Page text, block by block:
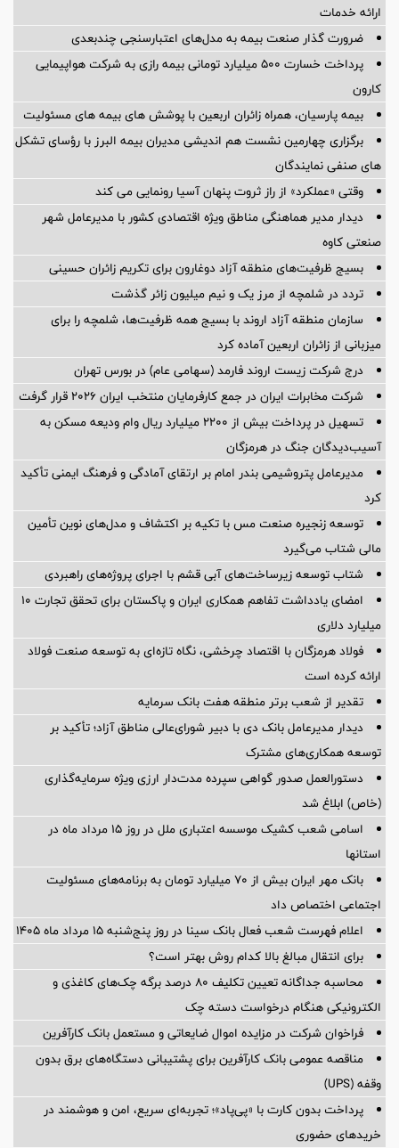
ارائه خدمات
ضرورت گذار صنعت بیمه به مدل‌های اعتبارسنجی چندبعدی
پرداخت خسارت ۵۰۰ میلیارد تومانی بیمه رازی به شرکت هواپیمایی
کارون
بیمه پارسیان، همراه زائران اربعین با پوشش های بیمه های مسئولیت
برگزاری چهارمین نشست هم اندیشی مدیران بیمه البرز با رؤسای تشکل
های صنفی نمایندگان
وقتی «عملکرد» از راز ثروت پنهان آسیا رونمایی می کند
دیدار مدیر هماهنگی مناطق ویژه اقتصادی کشور با مدیرعامل شهر
صنعتی کاوه
بسیج ظرفیت‌های منطقه آزاد دوغارون برای تکریم زائران حسینی
تردد در شلمچه از مرز یک و نیم میلیون زائر گذشت
سازمان منطقه آزاد اروند با بسیج همه ظرفیت‌ها، شلمچه را برای
میزبانی از زائران اربعین آماده کرد
درج شرکت زیست اروند فارمد (سهامی عام) در بورس تهران
شرکت مخابرات ایران در جمع کارفرمایان منتخب ایران ۲۰۲۶ قرار گرفت
تسهیل در پرداخت بیش از ۲۲۰۰ میلیارد ریال وام ودیعه مسکن به
آسیب‌دیدگان جنگ در هرمزگان
مدیرعامل پتروشیمی بندر امام بر ارتقای آمادگی و فرهنگ ایمنی تأکید
کرد
توسعه زنجیره صنعت مس با تکیه بر اکتشاف و مدل‌های نوین تأمین
مالی شتاب می‌گیرد
شتاب توسعه زیرساخت‌های آبی قشم با اجرای پروژه‌های راهبردی
امضای یادداشت تفاهم همکاری ایران و پاکستان برای تحقق تجارت ۱۰
میلیارد دلاری
فولاد هرمزگان با اقتصاد چرخشی، نگاه تازه‌ای به توسعه صنعت فولاد
ارائه کرده است
تقدیر از شعب برتر منطقه هفت بانک سرمایه
دیدار مدیرعامل بانک دی با دبیر شورای‌عالی مناطق آزاد؛ تأکید بر
توسعه همکاری‌های مشترک
دستورالعمل صدور گواهی سپرده مدت‌دار ارزی ویژه سرمایه‌گذاری
(خاص) ابلاغ شد
اسامی شعب کشیک موسسه اعتباری ملل در روز 15 مرداد ماه در
استانها
بانک مهر ایران بیش از ۷۰ میلیارد تومان به برنامه‌های مسئولیت
اجتماعی اختصاص داد
اعلام فهرست شعب فعال بانک سینا در روز پنج‌شنبه 15 مرداد ماه 1405
برای انتقال مبالغ بالا کدام روش بهتر است؟
محاسبه جداگانه تعیین تکلیف 80 درصد برگه چک‌های کاغذی و
الکترونیکی هنگام درخواست دسته چک
فراخوان شرکت در مزایده اموال ضایعاتی و مستعمل بانک کارآفرین
مناقصه عمومی بانک کارآفرین برای پشتیبانی دستگاه‌های برق بدون
وقفه (UPS)
پرداخت بدون کارت با «پی‌پاد»؛ تجربه‌ای سریع، امن و هوشمند در
خریدهای حضوری